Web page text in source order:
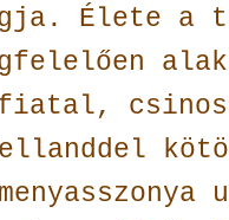
Élete a
csinos